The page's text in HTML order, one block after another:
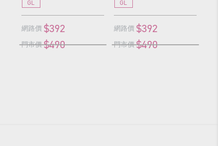
GL
網路價 $392
門市價 $490
GL
網路價 $392
門市價 $490